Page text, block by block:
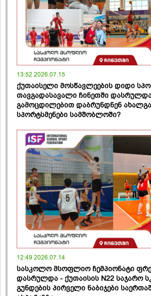
13:52 2026.07.15
ქუთაისელი მოსწავლეების დიდი
თავგადასავალი ჩინეთში
გამოცდილებით დაბრუნდნენ
სპორტსმენები სამშობლოში?
12:49 2026.07.14
სასკოლო მსოფლიო ჩემპიონატი
დასრულდა - ქუთაისის N22 საჯარო
გუნდების პირველი ნაბიჯები